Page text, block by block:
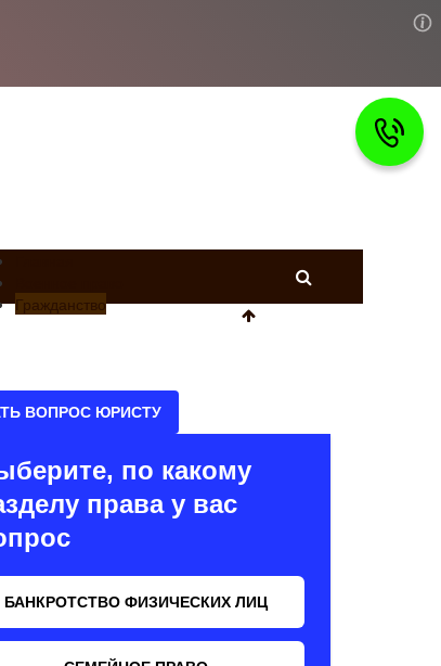
Гражданство